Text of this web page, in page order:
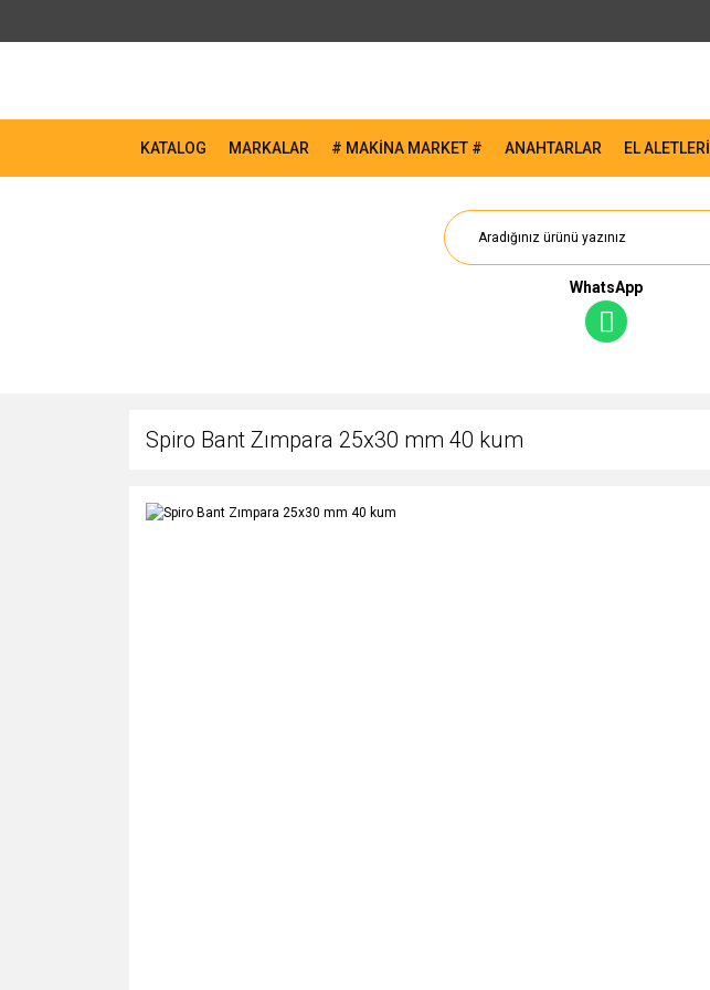
KATALOG MARKALAR # MAKİNA MARKET # ANAHTARLAR EL ALETLERİ
WhatsApp
Spiro Bant Zımpara 25x30 mm 40 kum